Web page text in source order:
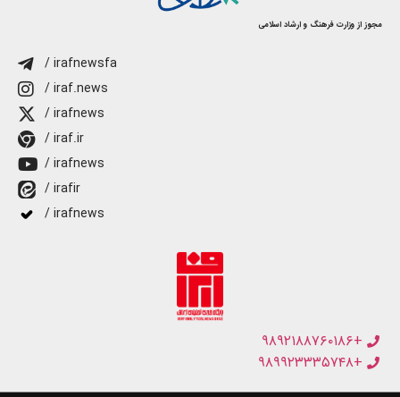
مجوز از وزارت فرهنگ و ارشاد اسلامی
/ irafnewsfa
/ iraf.news
/ irafnews
/ iraf.ir
/ irafnews
/ irafir
/ irafnews
+۹۸۹۲۱۸۸۷۶۰۱۸۶
+۹۸۹۹۲۳۳۳۵۷۴۸